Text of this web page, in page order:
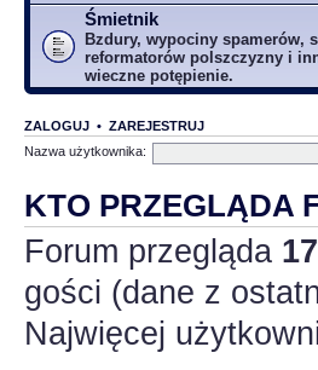
Śmietnik
Bzdury, wypociny spamerów,
reformatorów polszczyzny i
wieczne potępienie.
ZALOGUJ • ZAREJESTRUJ
Nazwa użytkownika:
KTO PRZEGLĄDA
Forum przegląda 17
gości (dane z
Najwięcej